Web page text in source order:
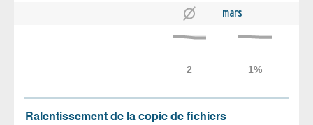
mars
Ralentissement de la copie de fichiers